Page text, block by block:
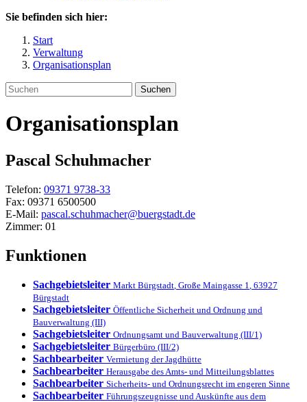
Sie befinden sich hier:
Start
Verwaltung
Organisationsplan
Suchen
Organisationsplan
Pascal Schuhmacher
Telefon: 09371 9738-33
Fax: 09371 6500500
E-Mail: pascal.schuhmacher@buergstadt.de
Zimmer: 01
Funktionen
Sachgebietsleiter Markt Bürgstadt Große Maingasse 1 63927
Bürgstadt
Sachgebietsleiter Öffentliche Sicherheit und Ordnung und
Bauverwaltung (III)
Sachgebietsleiter Ordnungsamt und Bauverwaltung (III/1)
Sachgebietsleiter Bürgerbüro (III/2)
Sachbearbeiter Vermietung der Jagdhütte
Sachbearbeiter Herausgabe des Amts- und Mitteilungsblattes
Sachbearbeiter Sicherheits- und Ordnungsrecht im engeren Sinne
Sachbearbeiter Führungszeugnisse und Auskünfte aus dem